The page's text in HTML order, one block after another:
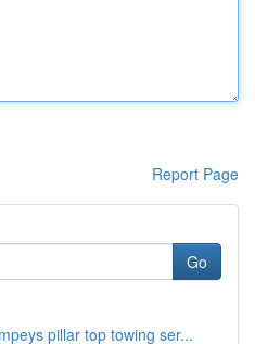
Report Page
Go
pillar top towing ser...